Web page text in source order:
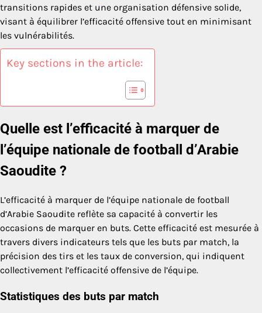
transitions rapides et une organisation défensive solide,
visant à équilibrer l’efficacité offensive tout en minimisant
les vulnérabilités.
Key sections in the article:
Quelle est l’efficacité à marquer de
l’équipe nationale de football d’Arabie
Saoudite ?
L’efficacité à marquer de l’équipe nationale de football
d’Arabie Saoudite reflète sa capacité à convertir les
occasions de marquer en buts. Cette efficacité est mesurée à
travers divers indicateurs tels que les buts par match, la
précision des tirs et les taux de conversion, qui indiquent
collectivement l’efficacité offensive de l’équipe.
Statistiques des buts par match